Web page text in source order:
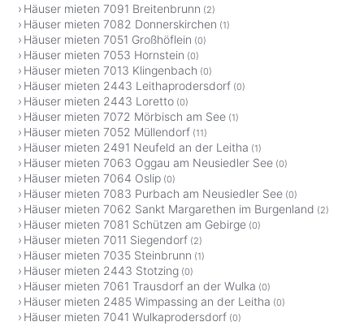
Häuser mieten 7091 Breitenbrunn (2)
Häuser mieten 7082 Donnerskirchen (1)
Häuser mieten 7051 Großhöflein (0)
Häuser mieten 7053 Hornstein (0)
Häuser mieten 7013 Klingenbach (0)
Häuser mieten 2443 Leithaprodersdorf (0)
Häuser mieten 2443 Loretto (0)
Häuser mieten 7072 Mörbisch am See (1)
Häuser mieten 7052 Müllendorf (11)
Häuser mieten 2491 Neufeld an der Leitha (1)
Häuser mieten 7063 Oggau am Neusiedler See (0)
Häuser mieten 7064 Oslip (0)
Häuser mieten 7083 Purbach am Neusiedler See (0)
Häuser mieten 7062 Sankt Margarethen im Burgenland (2)
Häuser mieten 7081 Schützen am Gebirge (0)
Häuser mieten 7011 Siegendorf (2)
Häuser mieten 7035 Steinbrunn (1)
Häuser mieten 2443 Stotzing (0)
Häuser mieten 7061 Trausdorf an der Wulka (0)
Häuser mieten 2485 Wimpassing an der Leitha (0)
Häuser mieten 7041 Wulkaprodersdorf (0)